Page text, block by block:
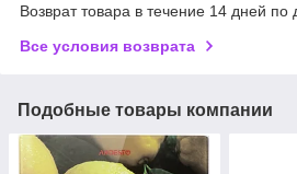
Возврат товара в течение 14 дней по
Все условия возврата
Подобные товары компании